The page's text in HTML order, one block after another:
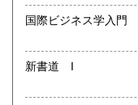
新書道 I